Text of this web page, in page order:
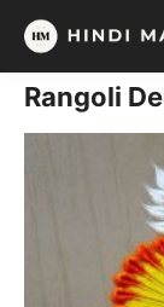
Skip
content
Rangoli